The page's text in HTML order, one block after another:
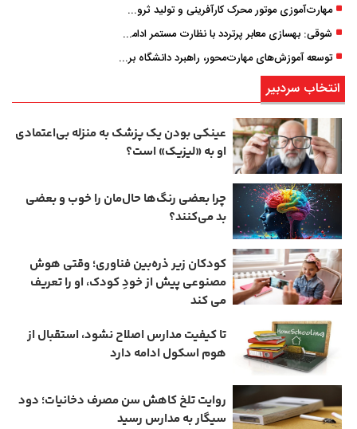
مهارت‌آموزی موتور محرک کارآفرینی و تولید ثروت است
شوقی: بهسازی معابر پرتردد با نظارت مستمر ادامه دارد
توسعه آموزش‌های مهارت‌محور، راهبرد دانشگاه برای تربیت نیروی متخصص است
انتخاب سردبیر
عینکی‌ بودن یک پزشک به منزله بی‌اعتمادی
او به «لیزیک» است؟
چرا بعضی رنگ‌ها حال‌مان را خوب و بعضی
بد می‌کنند؟
کودکان زیر ذره‌بین فناوری؛ وقتی هوش
مصنوعی پیش از خودِ کودک، او را تعریف
می ‌کند
تا کیفیت مدارس اصلاح نشود، استقبال از
هوم ‌اسکول ادامه دارد
روایت تلخ کاهش سن مصرف دخانیات؛ دود
سیگار به مدارس رسید